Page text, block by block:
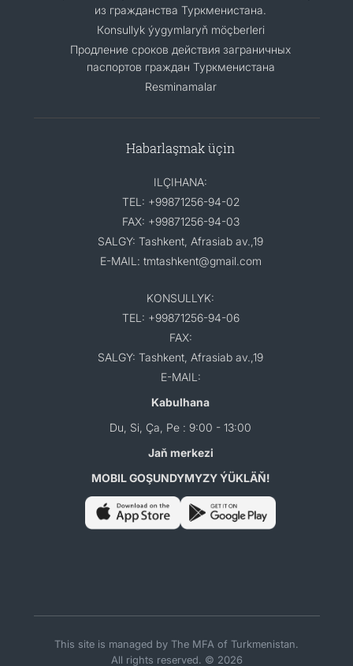
из гражданства Туркменистана.
Кonsullyk ýygymlaryň möçberleri
Продление сроков действия заграничных
паспортов граждан Туркменистана
Resminamalar
Habarlaşmak üçin
ILÇIHANA:
TEL: +99871256-94-02
FAX: +99871256-94-03
SALGY: Tashkent, Afrasiab av.,19
E-MAIL: tmtashkent@gmail.com
KONSULLYK:
TEL: +99871256-94-06
FAX:
SALGY: Tashkent, Afrasiab av.,19
E-MAIL:
Kabulhana
Du, Si, Ça, Pe : 9:00 - 13:00
Jaň merkezi
MOBIL GOŞUNDYMYZY ÝÜKLÄŇ!
This site is managed by The MFA of Turkmenistan.
All rights reserved. © 2026